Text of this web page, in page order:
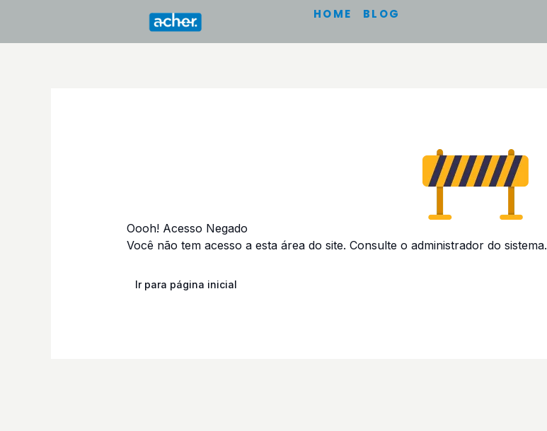
o
HOME BLOG
Oooh! Acesso Negado
Você não tem acesso a esta área do site. Consulte o administrador do sistema.
Ir para página inicial